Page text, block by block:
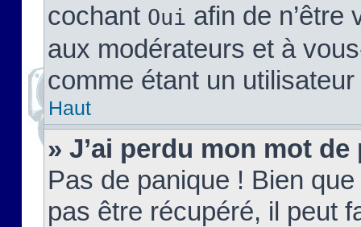
cochant Oui afin de n’être
aux modérateurs et à
comme étant un
Haut
» J’ai perdu mon mot de
Pas de panique ! Bien
pas être récupéré, il peut